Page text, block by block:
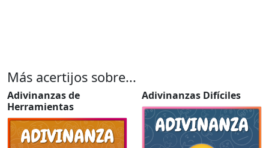
Más acertijos sobre...
Adivinanzas de
Herramientas
Adivinanzas Difíciles